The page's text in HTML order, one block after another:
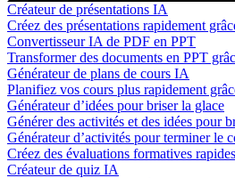
Créateur de présentations IA
Créez des présentations rapidement
Convertisseur IA de PDF en PPT
Transformer des documents en PPT
Générateur de plans de cours IA
Planifiez vos cours plus rapidement
Générateur d’idées pour briser la glace
Générer des activités et des idées pour
Générateur d’activités pour terminer le
Créez des évaluations formatives
Créateur de quiz IA